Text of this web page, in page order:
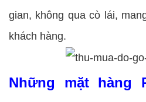
gian, không qua cò lái,
khách hàng.
Những mặt hàng